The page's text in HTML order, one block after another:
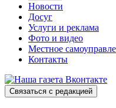
Новости
Досуг
Услуги и реклама
Фото и видео
Местное
Контакты
Связаться с редакцией